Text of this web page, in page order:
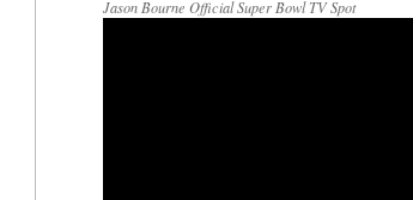
Jason Bourne Official Super Bowl TV Spot